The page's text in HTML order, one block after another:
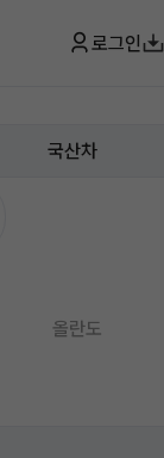
로그인
국산차
올란도